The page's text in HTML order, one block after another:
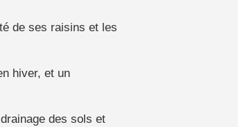
de ses raisins et les
hiver, et un
des sols et